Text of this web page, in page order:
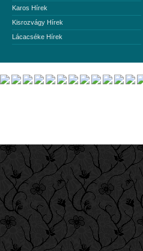
Karos Hírek
Kisrozvágy Hírek
Lácacséke Hírek